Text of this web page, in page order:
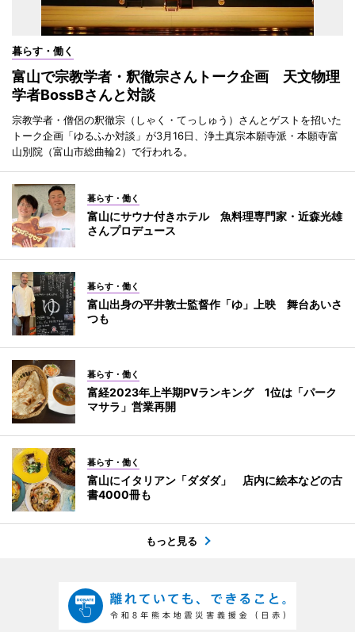
暮らす・働く
富山で宗教学者・釈徹宗さんトーク企画 天文物理
学者BossBさんと対談
宗教学者・僧侶の釈徹宗（しゃく・てっしゅう）さんとゲストを招いた
トーク企画「ゆるふか対談」が3月16日、浄土真宗本願寺派・本願寺富
山別院（富山市総曲輪2）で行われる。
暮らす・働く
富山にサウナ付きホテル 魚料理専門家・近森光雄
さんプロデュース
暮らす・働く
富山出身の平井敦士監督作「ゆ」上映 舞台あいさ
つも
暮らす・働く
富経2023年上半期PVランキング 1位は「パーク
マサラ」営業再開
暮らす・働く
富山にイタリアン「ダダダ」 店内に絵本などの古
書4000冊も
もっと見る